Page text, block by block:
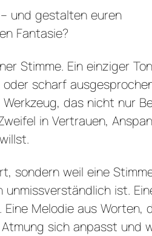
und gestalten euren
Fantasie?
Stimme. Ein einziger
scharf
das nicht nur
in Vertrauen,
sondern weil eine
ist.
Melodie aus Worten,
sich anpasst und